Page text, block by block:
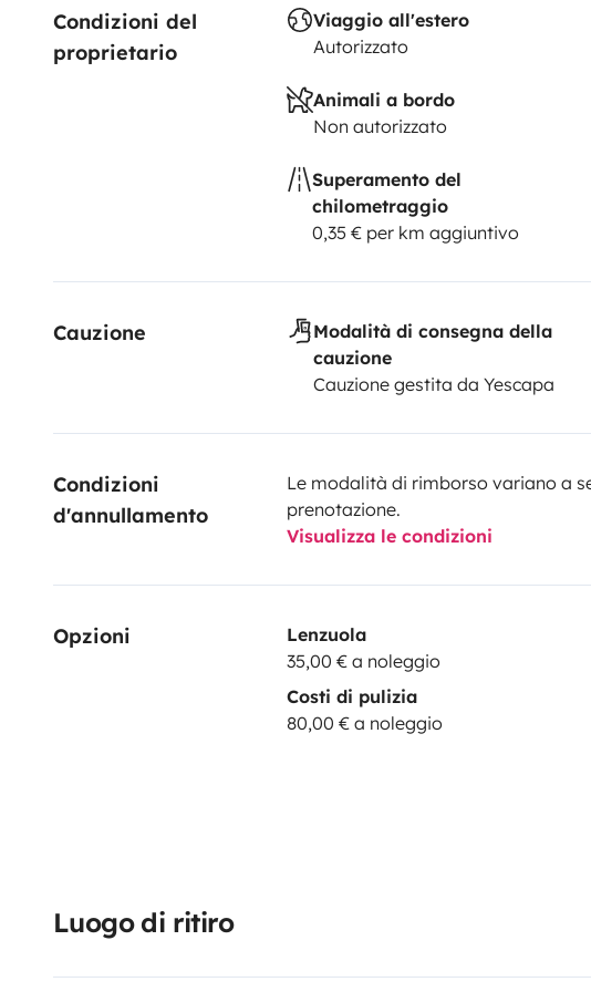
Carico:Garage posteriore XXL per biciclette, monopattini o
ingombranti.Condizioni di consegna:Pieno di carburante ed
• Serbatoi acque grigie e WC nautico puliti e svuotati • Set
piatti, bicchieri, posate, pentolame.Liquido WC e kit pulizia inclusi.
(In caso contrario, penale di € 200)
Condizioni del
proprietario
Viaggio all'estero
Autorizzato
Animali a bordo
Non autorizzato
Superamento del
chilometraggio
0,35 € per km aggiuntivo
Cauzione
Modalità di consegna della
cauzione
Cauzione gestita da Yescapa
Condizioni
d'annullamento
Le modalità di rimborso variano a
prenotazione.
Visualizza le condizioni
Opzioni
Lenzuola
35,00 € a noleggio
Costi di pulizia
80,00 € a noleggio
Luogo di ritiro